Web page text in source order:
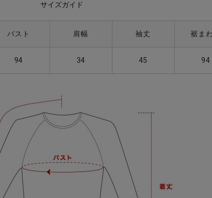
サイズガイド
バスト 肩幅 袖丈 裾ま
94 34 45 94